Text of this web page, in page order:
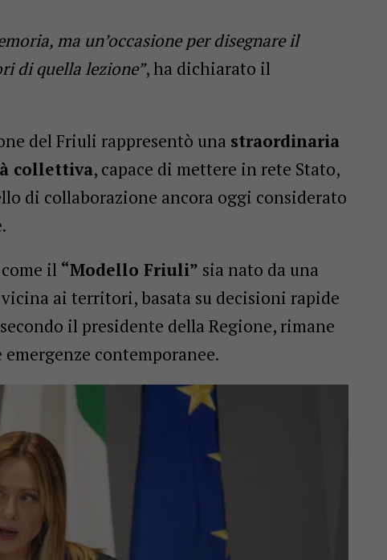
ma un’occasione per disegnare il
di quella lezione”, ha dichiarato il
del Friuli rappresentò una straordinaria
collettiva, capace di mettere in rete Stato,
di collaborazione ancora oggi considerato
il “Modello Friuli” sia nato da una
ai territori, basata su decisioni rapide
il presidente della Regione, rimane
contemporanee.